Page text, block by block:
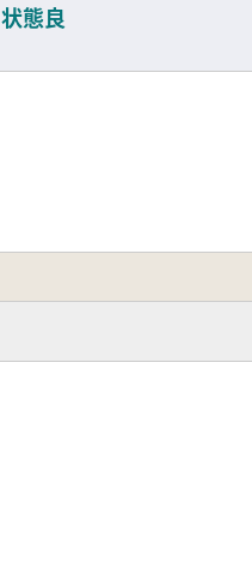
状態良